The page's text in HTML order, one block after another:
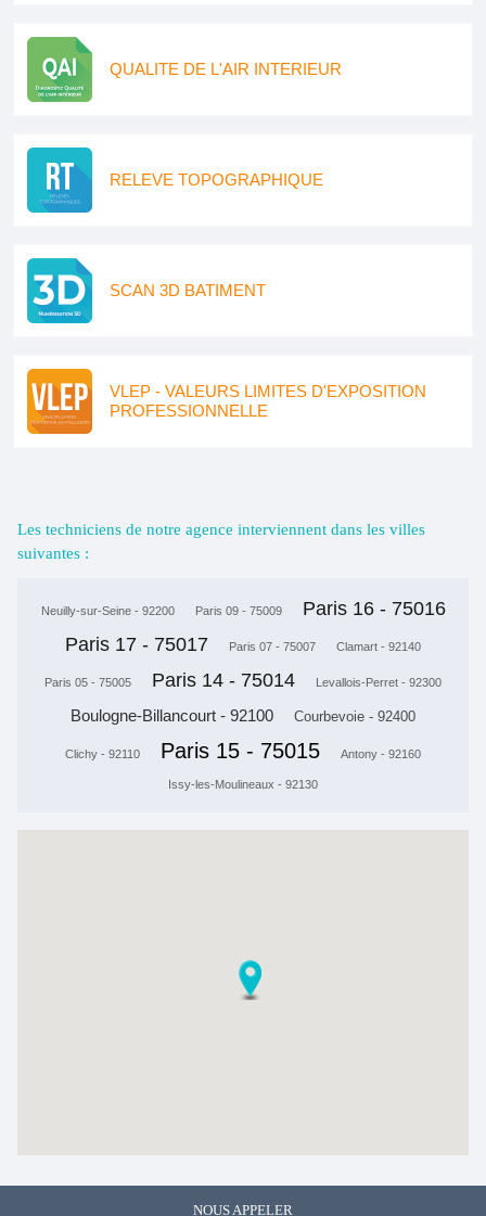
QUALITE DE L'AIR INTERIEUR
RELEVE TOPOGRAPHIQUE
SCAN 3D BATIMENT
VLEP - VALEURS LIMITES D'EXPOSITION
PROFESSIONNELLE
Les techniciens de notre agence interviennent dans les villes
suivantes :
Neuilly-sur-Seine - 92200 Paris 09 - 75009
Paris 16 - 75016
Paris 17 - 75017
Paris 07 - 75007 Clamart - 92140
Paris 05 - 75005 Paris 14 - 75014 Levallois-Perret - 92300
Boulogne-Billancourt - 92100 Courbevoie - 92400
Clichy - 92110 Paris 15 - 75015 Antony - 92160
Issy-les-Moulineaux - 92130
NOUS APPELER